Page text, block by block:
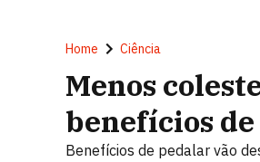
Home Ciência
Menos
benefícios
Benefícios de pedalar vão